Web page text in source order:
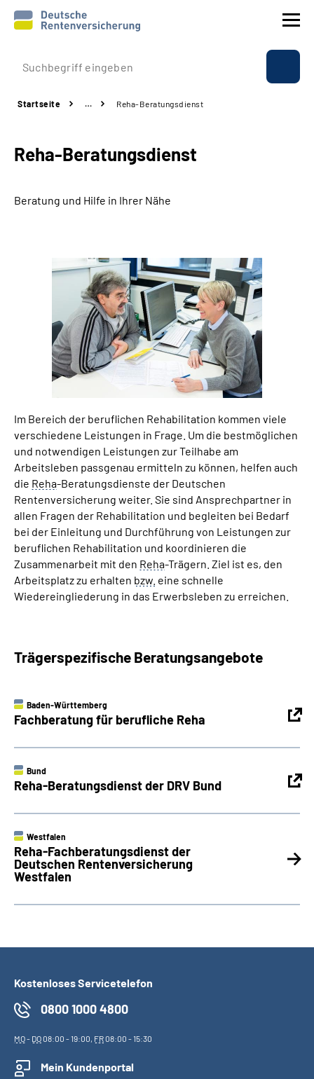
Prävention
Rente
Beratung & Kontakt
Über uns & Presse
Online-Services
Suche
Language
Inhalte in Gebärdensprache (DGS)
Leichte Sprache
Mein Kundenportal
Startseite … Reha-Beratungsdienst
Reha-Beratungsdienst
Beratung und Hilfe in Ihrer Nähe
Im Bereich der beruflichen Rehabilitation kommen viele
verschiedene Leistungen in Frage. Um die bestmöglichen
und notwendigen Leistungen zur Teilhabe am
Arbeitsleben passgenau ermitteln zu können, helfen auch
die Reha-Beratungsdienste der Deutschen
Rentenversicherung weiter. Sie sind Ansprechpartner in
allen Fragen der Rehabilitation und begleiten bei Bedarf
bei der Einleitung und Durchführung von Leistungen zur
beruflichen Rehabilitation und koordinieren die
Zusammenarbeit mit den Reha-Trägern. Ziel ist es, den
Arbeitsplatz zu erhalten bzw. eine schnelle
Wiedereingliederung in das Erwerbsleben zu erreichen.
Trägerspezifische Beratungsangebote
Baden-Württemberg
Fachberatung für berufliche Reha
Bund
Reha-Beratungsdienst der DRV Bund
Westfalen
Reha-Fachberatungsdienst der
Deutschen Rentenversicherung
Westfalen
Kostenloses Servicetelefon
0800 1000 4800
MO- DO08:00 - 19:00, FR08:00 - 15:30
Mein Kundenportal